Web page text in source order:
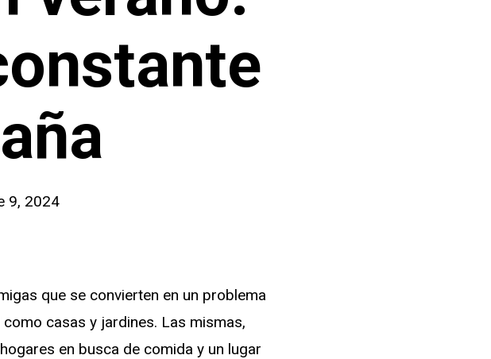
9, 2024
que se convierten en un problema
casas y jardines. Las mismas,
en busca de comida y un lugar